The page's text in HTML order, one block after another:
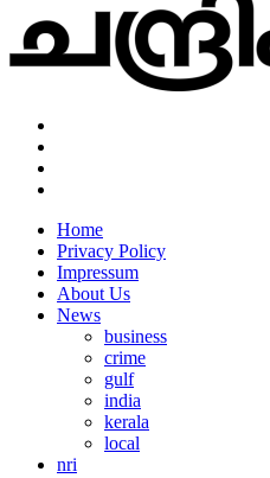
Home
Privacy Policy
Impressum
About Us
News
business
crime
gulf
india
kerala
local
nri